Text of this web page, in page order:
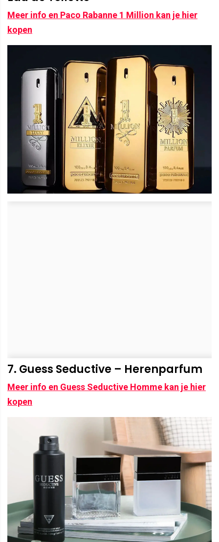
Meer info en Paco Rabanne 1 Million kan je hier
kopen
7. Guess Seductive – Herenparfum
Meer info en Guess Seductive Homme kan je hier
kopen